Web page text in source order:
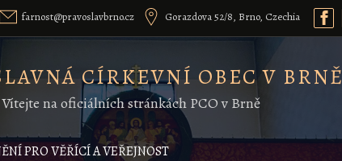
farnost@pravoslavbrno.cz Gorazdova 52/8, Brno, Czechia
CÍRKEVNÍ OBEC V BRNĚ
Vítejte na oficiálních stránkách PCO v Brně
PRO VĚŘÍCÍ A VEŘEJNOST